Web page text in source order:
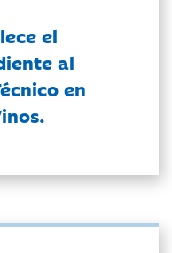
el
al
en